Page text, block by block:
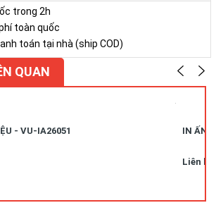
Văn Thái, Khương Mai, Thanh Xuân, Hà
( Ms Uyên)
trong 2h
toàn quốc
toán tại nhà (ship COD)
QUAN
- VU-IA26051 IN ẤN
Liên hệ